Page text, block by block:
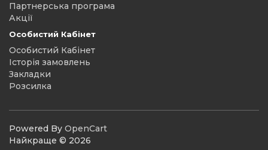
Партнерська програма
Акції
Особистий Кабінет
Особистий Кабінет
Історія замовлень
Закладки
Розсилка
Powered By OpenCart
Найкраще © 2026